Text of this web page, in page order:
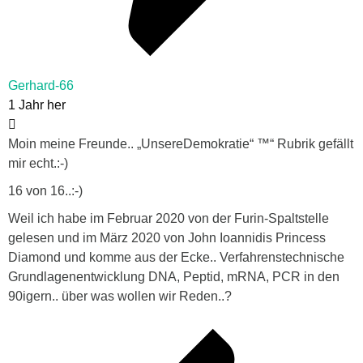
Gerhard-66
1 Jahr her
Moin meine Freunde.. „UnsereDemokratie“ ™“ Rubrik gefällt
mir echt.:-)
16 von 16..:-)
Weil ich habe im Februar 2020 von der Furin-Spaltstelle
gelesen und im März 2020 von John Ioannidis Princess
Diamond und komme aus der Ecke.. Verfahrenstechnische
Grundlagenentwicklung DNA, Peptid, mRNA, PCR in den
90igern.. über was wollen wir Reden..?